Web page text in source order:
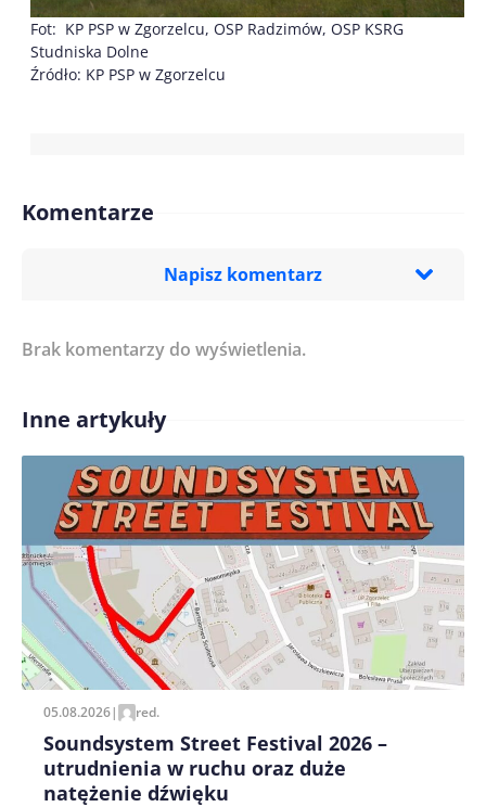
Fot: KP PSP w Zgorzelcu, OSP Radzimów, OSP KSRG
Studniska Dolne
Źródło: KP PSP w Zgorzelcu
Komentarze
Napisz komentarz
Treść komentarza*
Imię/ Nick*
Zapamiętaj moje dane w tej przeglądarce podczas
pisania kolejnych komentarzy.
Brak komentarzy do wyświetlenia.
Inne artykuły
05.08.2026| red.
Soundsystem Street Festival 2026 –
utrudnienia w ruchu oraz duże
natężenie dźwięku